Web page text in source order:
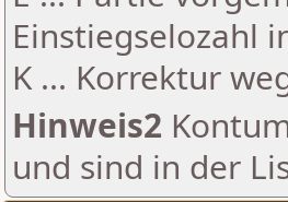
Einstiegselozahl
K ... Korrektur
Hinweis2
und sind in der